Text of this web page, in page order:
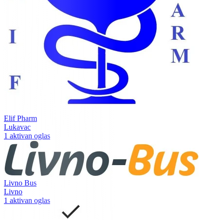
Elif Pharm
Lukavac
1 aktivan oglas
Livno Bus
Livno
1 aktivan oglas